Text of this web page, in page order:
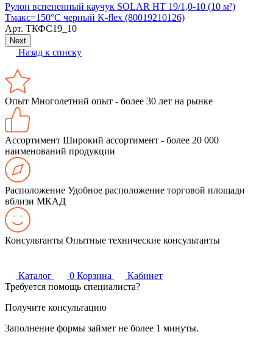
Рулон вспененный каучук SOLAR HT 19/1,0-10 (10 м²)
Тмакс=150°C черный K-flex (80019210126)
Арт. ТКФС19_10
Next
Назад к списку
Опыт Многолетний опыт - более 30 лет на рынке
Ассортимент Широкий ассортимент - более 20 000
наименований продукции
Расположение Удобное расположение торговой площади
вблизи МКАД
Консультанты Опытные технические консультанты
Каталог 0 Корзина
Кабинет
Требуется помощь специалиста?
Получите консультацию
Заполнение формы займет не более 1 минуты.